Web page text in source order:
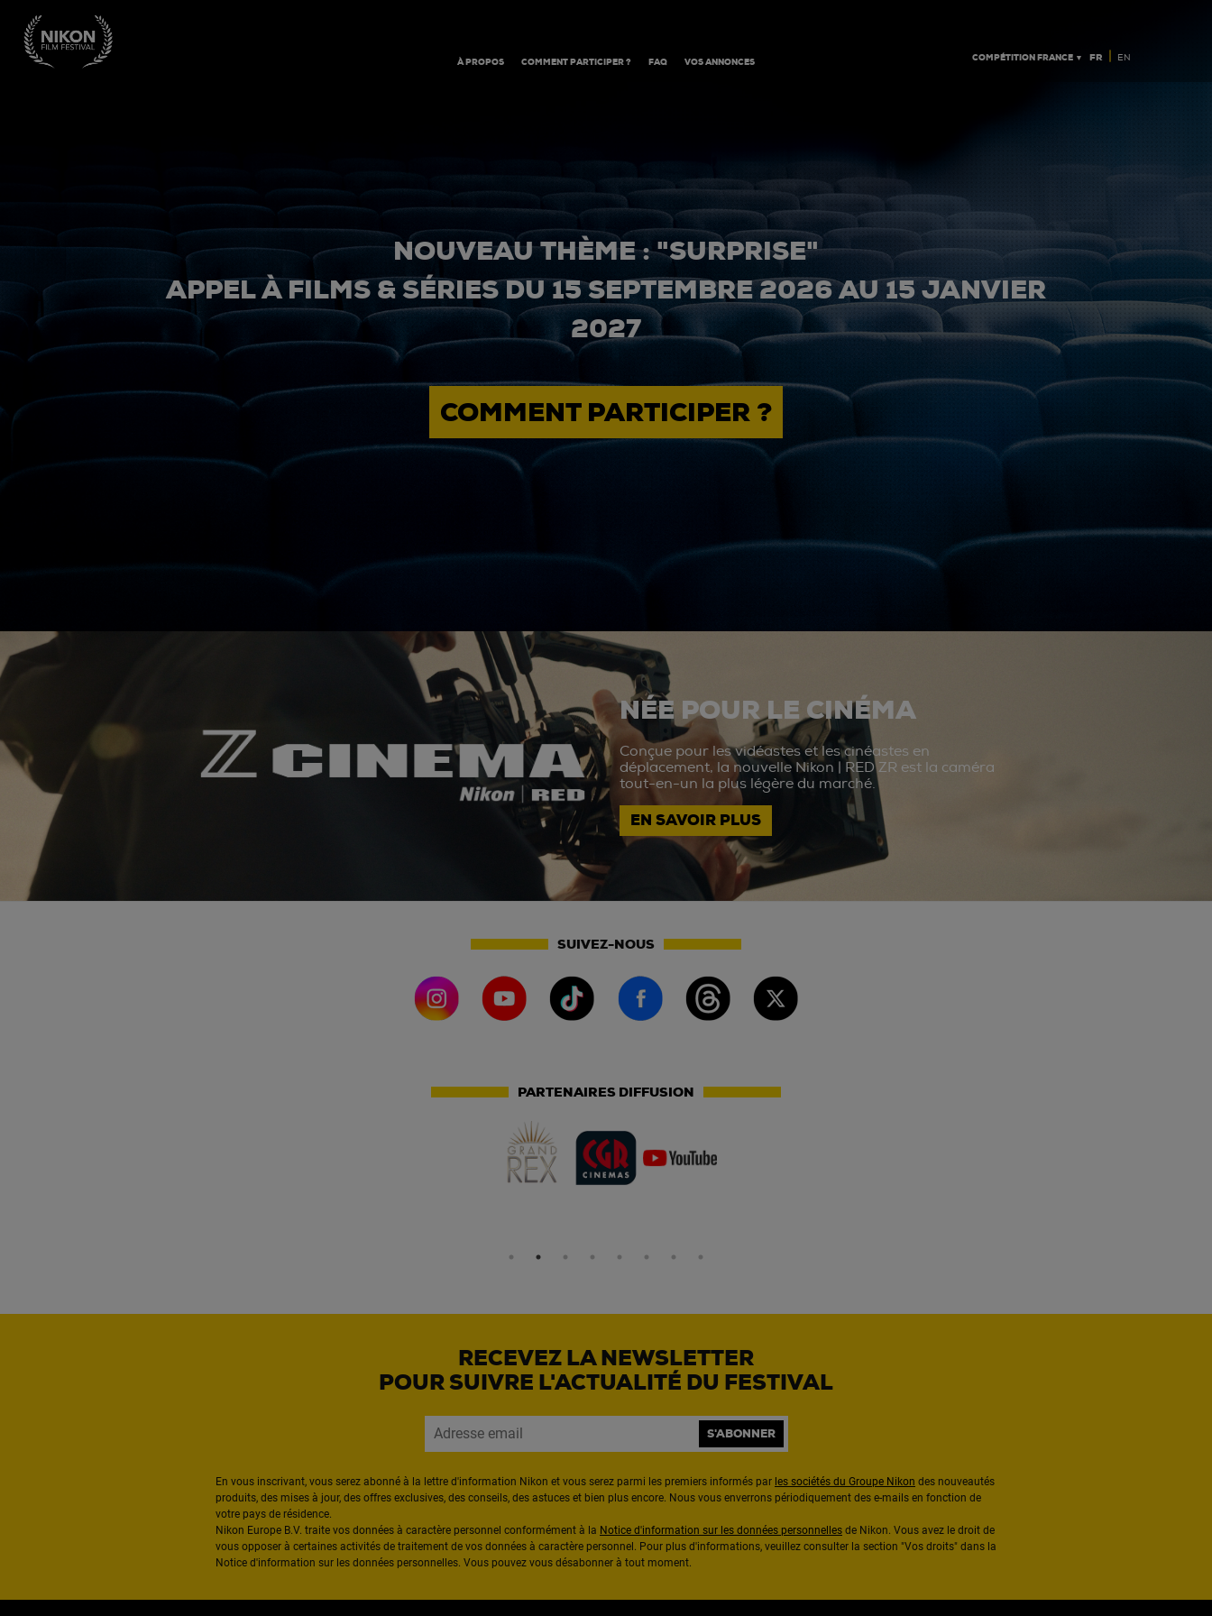
À PROPOS COMMENT PARTICIPER ? FAQ VOS ANNONCES COMPÉTITION FRANCE ▼ FR | EN
NOUVEAU THÈME : "SURPRISE"
APPEL À FILMS & SÉRIES DU 15 SEPTEMBRE 2026 AU 15 JANVIER
2027
COMMENT PARTICIPER ?
NÉE POUR LE CINÉMA
Conçue pour les vidéastes et les cinéastes en
déplacement, la nouvelle Nikon | RED ZR est la caméra
tout-en-un la plus légère du marché.
EN SAVOIR PLUS
SUIVEZ-NOUS
PARTENAIRES DIFFUSION
RECEVEZ LA NEWSLETTER
POUR SUIVRE L'ACTUALITÉ DU FESTIVAL
S'ABONNER
En vous inscrivant, vous serez abonné à la lettre d'information Nikon et vous serez parmi les premiers informés par les sociétés du Groupe Nikon des nouveautés
produits, des mises à jour, des offres exclusives, des conseils, des astuces et bien plus encore. Nous vous enverrons périodiquement des e-mails en fonction de
votre pays de résidence.
Nikon Europe B.V. traite vos données à caractère personnel conformément à la Notice d'information sur les données personnelles de Nikon. Vous avez le droit de
vous opposer à certaines activités de traitement de vos données à caractère personnel. Pour plus d'informations, veuillez consulter la section "Vos droits" dans la
Notice d'information sur les données personnelles. Vous pouvez vous désabonner à tout moment.